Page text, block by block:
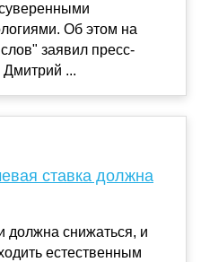
Об этом на
заявил пресс-
Дмитрий ...
ставка должна
должна снижаться, и
естественным